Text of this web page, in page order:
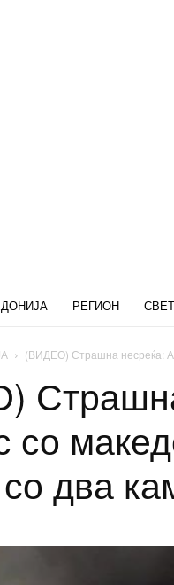
РЕГИОН СВЕТ
(ВИДЕО) Страшна несреќа:
со
два